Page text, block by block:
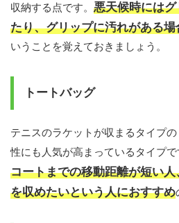
収納する点です。 悪天候時には
たり、グリップに汚れがある
いうことを覚えておきましょう。
トートバッグ
テニスのラケットが収まるタイプ
性にも人気が高まっているタイプで
コートまでの移動距離が短い
を収めたいという人におすすめ